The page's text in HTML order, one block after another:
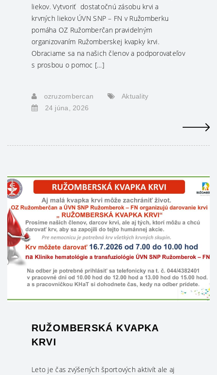
liekov. Vytvoriť dostatočnú zásobu krvi a
krvných liekov ÚVN SNP – FN v Ružomberku
pomáha OZ Ružomberčan pravidelným
organizovaním Ružomberskej kvapky krvi.
Obraciame sa na našich členov a podporovateľov
s prosbou o pomoc […]
ozruzombercan
Aktuality
24 júna, 2026
RUŽOMBERSKÁ KVAPKA
KRVI
Leto je čas zvýšených športových aktivít ale aj